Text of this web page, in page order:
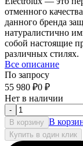
отменного
данного бренда
натуралистично
собой настоящие
различных стилях.
Все описание
По запросу
55 980 ₽0 ₽
Нет в наличии
-
В корзину В
Купить в один клик